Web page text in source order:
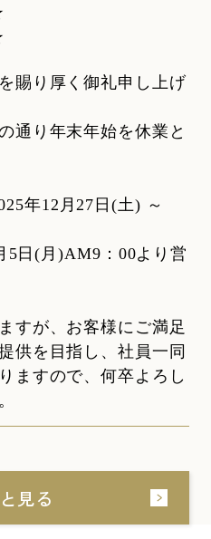
賜り厚く御礼申し上げ
通り年末年始を休業と
年12月27日(土) ～
5日(月)AM9：00より営
すが、お客様にご満足
供を目指し、社員一同
ますので、何卒よろし
方法と支払う時期を
見る